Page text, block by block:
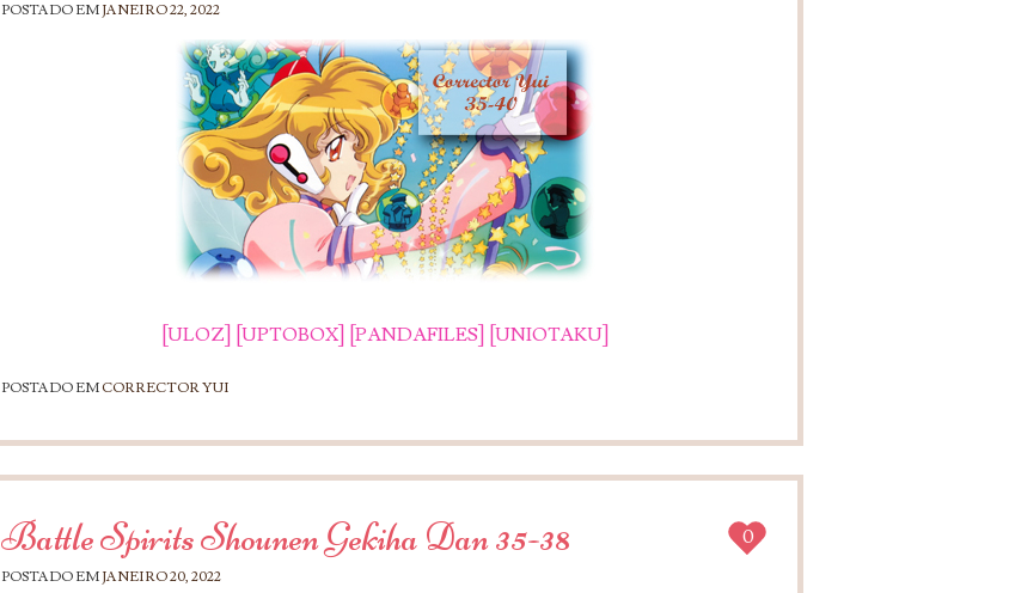
POSTADO EM JANEIRO 22, 2022
[ULOZ] [UPTOBOX] [PANDAFILES] [UNIOTAKU]
POSTADO EMCORRECTOR YUI
Battle Spirits Shounen Gekiha Dan 35-38
POSTADO EM JANEIRO 20, 2022
0